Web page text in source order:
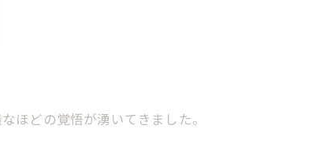
ほどの覚悟が湧いてきました。